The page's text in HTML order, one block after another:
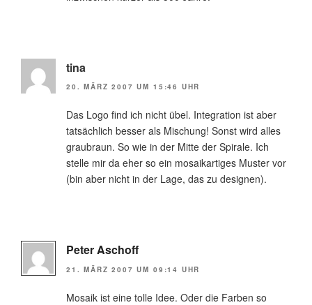
tina
20. MÄRZ 2007 UM 15:46 UHR
Das Logo find ich nicht übel. Integration ist aber
tatsächlich besser als Mischung! Sonst wird alles
graubraun. So wie in der Mitte der Spirale. Ich
stelle mir da eher so ein mosaikartiges Muster vor
(bin aber nicht in der Lage, das zu designen).
Peter Aschoff
21. MÄRZ 2007 UM 09:14 UHR
Mosaik ist eine tolle Idee. Oder die Farben so